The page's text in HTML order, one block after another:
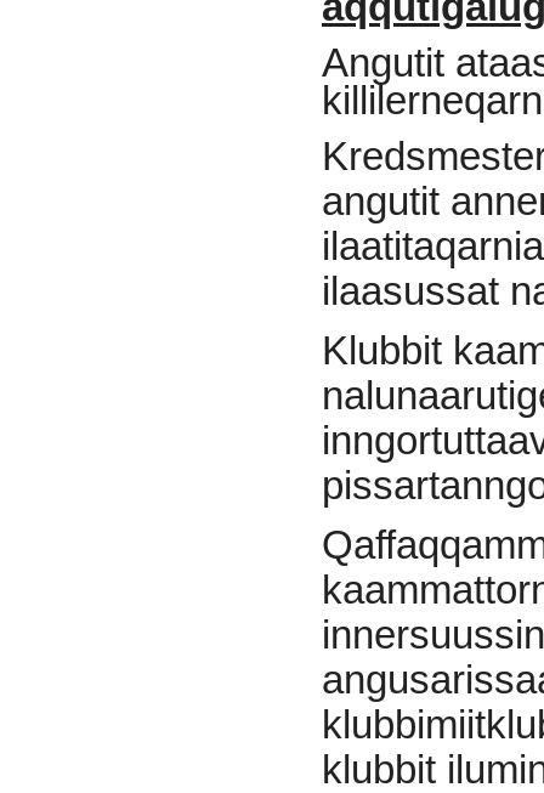
Angutit
angutit
ilaasussat
Klubbit
klubbit